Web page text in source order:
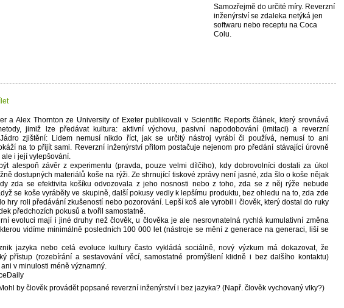
Samozřejmě do určité míry. Reverzní
inženýrství se zdaleka netýká jen
softwaru nebo receptu na Coca
Colu.
a Alex Thornton ze University of Exeter publikovali v Scientific Reports článek, který srovnává
jimiž lze předávat kultura: aktivní výchovu, pasivní napodobování (imitaci) a reverzní
zjištění: Lidem nemusí nikdo říct, jak se určitý nástroj vyrábí či používá, nemusí to ani
na to přijít sami. Reverzní inženýrství přitom postačuje nejenom pro předání stávající úrovně
i její vylepšování.
alespoň závěr z experimentu (pravda, pouze velmi dílčího), kdy dobrovolníci dostali za úkol
dostupných materiálů koše na rýži. Ze shrnující tiskové zprávy není jasné, zda šlo o koše nějak
zda se efektivita košíku odvozovala z jeho nosnosti nebo z toho, zda se z něj rýže nebude
se koše vyráběly ve skupině, další pokusy vedly k lepšímu produktu, bez ohledu na to, zda zde
hry roli předávání zkušeností nebo pozorování. Lepší koš ale vyrobil i člověk, který dostal do ruky
předchozích pokusů a tvořil samostatně.
evoluci mají i jiné druhy než člověk, u člověka je ale nesrovnatelná rychlá kumulativní změna
vidíme minimálně posledních 100 000 let (nástroje se mění z generace na generaci, liší se
jazyka nebo celá evoluce kultury často vykládá sociálně, nový výzkum má dokazovat, že
přístup (rozebírání a sestavování věcí, samostatné promýšlení klidně i bez dalšího kontaktu)
v minulosti méně významný.
by člověk provádět popsané reverzní inženýrství i bez jazyka? (Např. člověk vychovaný vlky?)